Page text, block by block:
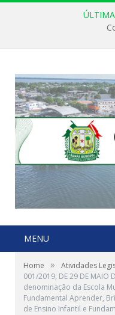
MENU
Home » Atividades
001/2019, DE 29 DE
denominação da Escola
Fundamental Aprender,
de Ensino Infantil e